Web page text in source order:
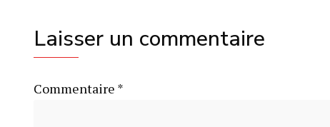
Laisser un commentaire
Commentaire *